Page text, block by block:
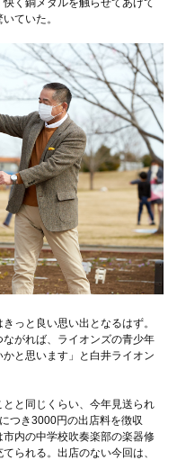
く銅メダルを触らせてあげて
ていた。
っと良い思い出となるはず。
がれば、ライオンズの青少年
と思います」と白井ライオン
と同じくらい、今年見送られ
つき3000円の出店料を徴収
内の中学校吹奏楽部の楽器修
られる。出店のない今回は、